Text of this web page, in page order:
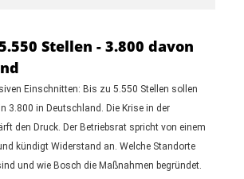
Stellen - 3.800 davon
Einschnitten: Bis zu 5.550 Stellen sollen
3.800 in Deutschland. Die Krise in der
den Druck. Der Betriebsrat spricht von einem
kündigt Widerstand an. Welche Standorte
und wie Bosch die Maßnahmen begründet.